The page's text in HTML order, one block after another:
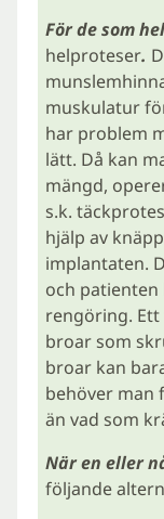
För de som
helproteser.
muskulatur
har problem
lätt. Då kan
mängd,
s.k.
hjälp av
implantaten.
och patienten
rengöring.
broar som
broar kan
behöver man
än vad som
När en eller
följande